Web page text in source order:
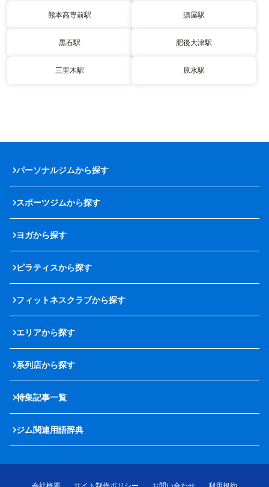
熊本高専前駅 須屋駅
黒石駅 肥後大津駅
三里木駅 原水駅
パーソナルジムから探す
スポーツジムから探す
ヨガから探す
ピラティスから探す
フィットネスクラブから探す
エリアから探す
系列店から探す
特集記事一覧
ジム関連用語辞典